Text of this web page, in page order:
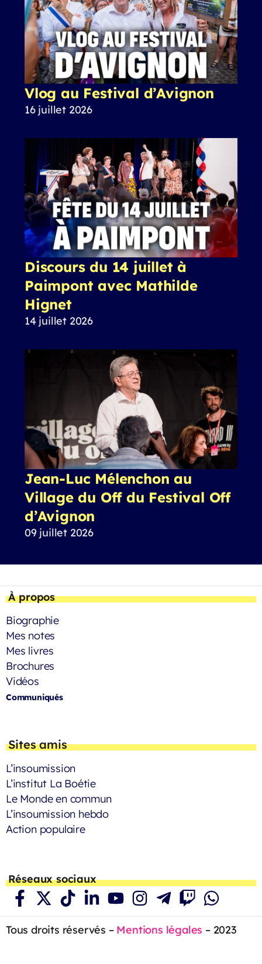
Vlog au Festival d’Avignon
16 juillet 2026
Discours du 14 juillet à
Paimpont avec Mathilde
Hignet
14 juillet 2026
Jean-Luc Mélenchon au
Village du Off du Festival Off
d’Avignon
09 juillet 2026
À propos
Biographie
Mes notes
Mes livres
Brochures
Vidéos
Communiqués
Sites amis
L’insoumission
L’institut La Boétie
Le Monde en commun
L’insoumission hebdo
Action populaire
Réseaux sociaux
Tous droits réservés – Mentions légales – 2023